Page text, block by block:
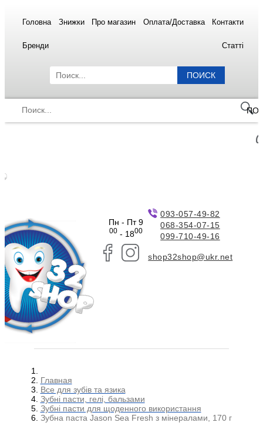
Головна Знижки Про магазин Оплата/Доставка Контакти
Бренди Статті
ПОИСК
Пн - Пт 9
00- 1800
093-057-49-82
068-354-07-15
099-710-49-16
shop32shop@ukr.net
Главная
Все для зубів та язика
Зубні пасти, гелі, бальзами
Зубні пасти для щоденного використання
Зубна паста Jason Sea Fresh з мінералами, 170 г